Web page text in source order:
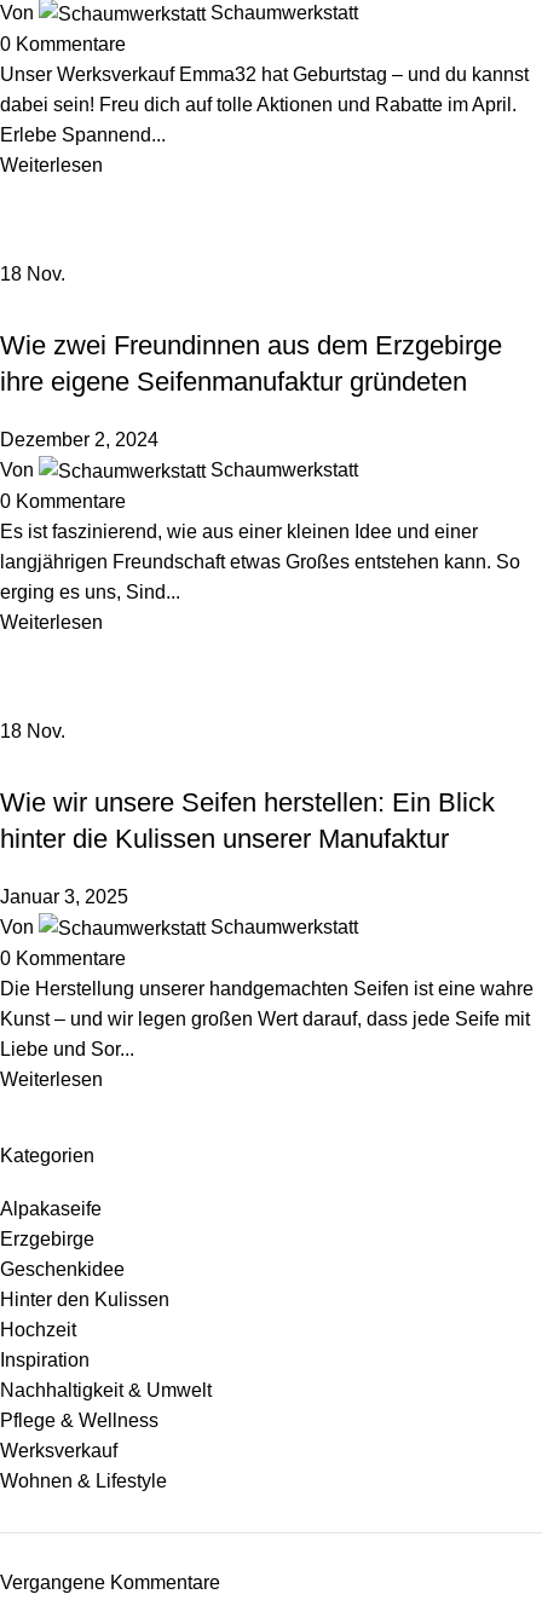
Von
Schaumwerkstatt
0 Kommentare
Unser Werksverkauf Emma32 hat Geburtstag – und du kannst
dabei sein! Freu dich auf tolle Aktionen und Rabatte im April.
Erlebe Spannend...
Weiterlesen
18 Nov.
Wie zwei Freundinnen aus dem Erzgebirge
ihre eigene Seifenmanufaktur gründeten
Dezember 2, 2024
Von
Schaumwerkstatt
0 Kommentare
Es ist faszinierend, wie aus einer kleinen Idee und einer
langjährigen Freundschaft etwas Großes entstehen kann. So
erging es uns, Sind...
Weiterlesen
18 Nov.
Wie wir unsere Seifen herstellen: Ein Blick
hinter die Kulissen unserer Manufaktur
Januar 3, 2025
Von
Schaumwerkstatt
0 Kommentare
Die Herstellung unserer handgemachten Seifen ist eine wahre
Kunst – und wir legen großen Wert darauf, dass jede Seife mit
Liebe und Sor...
Weiterlesen
Kategorien
Alpakaseife
Erzgebirge
Geschenkidee
Hinter den Kulissen
Hochzeit
Inspiration
Nachhaltigkeit & Umwelt
Pflege & Wellness
Werksverkauf
Wohnen & Lifestyle
Vergangene Kommentare